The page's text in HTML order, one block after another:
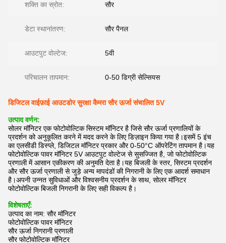
शक्ति का स्रोत: सौर
डेटा स्थानांतरण: सौर पैनल
आउटपुट वोल्टेज: 5वी
परिचालन तापमान: 0-50 डिग्री सेल्सियस
डिजिटल वाईफ़ाई आउटडोर सुरक्षा कैमरा सौर ऊर्जा संचालित 5V
उत्पाद वर्णन:
सोलर मॉनिटर एक फोटोवोल्टिक सिस्टम मॉनिटर है जिसे सौर ऊर्जा प्रणालियों के
प्रदर्शन को अनुकूलित करने में मदद करने के लिए डिज़ाइन किया गया है।इसमें 5 इंच
का एलसीडी डिस्प्ले, डिजिटल मॉनिटर प्रकार और 0-50°C ऑपरेटिंग तापमान है।यह
फोटोवोल्टिक पावर मॉनिटर 5V आउटपुट वोल्टेज से सुसज्जित है, जो फोटोवोल्टिक
प्रणाली में आसान एकीकरण की अनुमति देता है।यह बिजली के स्तर, सिस्टम प्रदर्शन
और सौर ऊर्जा प्रणाली से जुड़े अन्य मापदंडों की निगरानी के लिए एक आदर्श समाधान
है।अपनी उन्नत सुविधाओं और विश्वसनीय प्रदर्शन के साथ, सोलर मॉनिटर
फोटोवोल्टिक बिजली निगरानी के लिए सही विकल्प है।
विशेषताएँ:
उत्पाद का नाम: सौर मॉनिटर
फोटोवोल्टिक पावर मॉनिटर
सौर ऊर्जा निगरानी प्रणाली
सौर फोटोवोल्टिक मॉनिटर